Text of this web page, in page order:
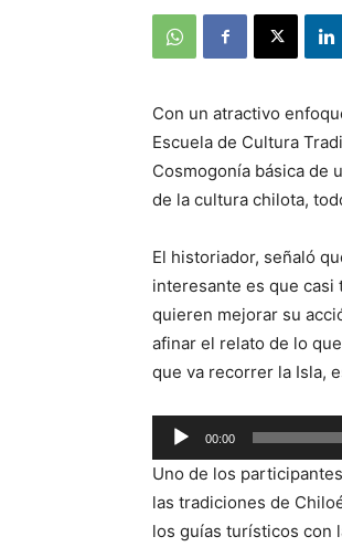
Con un atractivo
Escuela de Cultura
Cosmogonía básica de
de la cultura chilota,
El historiador, señaló
interesante es que
quieren mejorar su
afinar el relato de lo
que va recorrer la Isla,
Reproductor
de
audio
00:00
Uno de los
las tradiciones de
los guías turísticos con